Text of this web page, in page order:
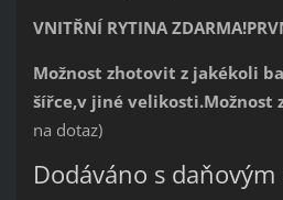
VNITŘNÍ RYTINA
Možnost zhotovit z jakékoli
šířce,v jiné
na dotaz)
Dodáváno s